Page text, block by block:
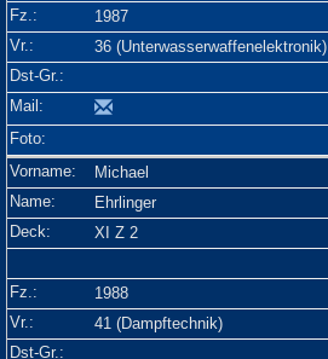
1987
36 (Unterwasserwaffenelektronik)
Michael
Ehrlinger
XI Z 2
1988
41 (Dampftechnik)